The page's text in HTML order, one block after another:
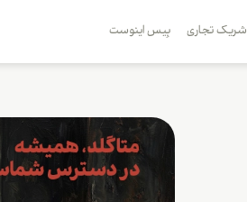
شریک تجاری بِیس اینوست